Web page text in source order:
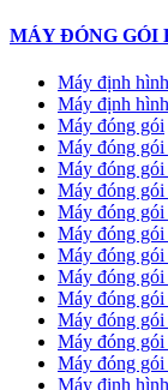
MÁY ĐÓNG GÓI
Máy định
Máy định
Máy đóng gói
Máy đóng
Máy đóng
Máy đóng
Máy đóng
Máy đóng gói
Máy đóng gói
Máy đóng
Máy đóng
Máy đóng
Máy đóng
Máy đóng
Máy định